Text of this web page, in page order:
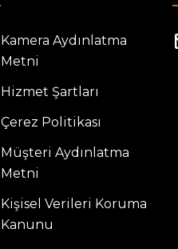
Kamera Aydınlatma
Metni
Hizmet Şartları
Çerez Politikası
Müşteri Aydınlatma
Metni
Kişisel Verileri Koruma
Kanunu